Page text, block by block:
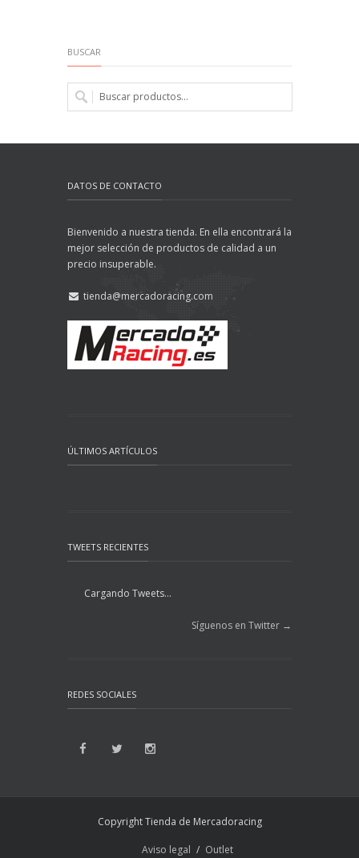
BUSCAR
DATOS DE CONTACTO
Bienvenido a nuestra tienda. En ella encontrará la
mejor selección de productos de calidad a un
precio insuperable.
tienda@mercadoracing.com
ÚLTIMOS ARTÍCULOS
TWEETS RECIENTES
Cargando Tweets...
Síguenos en Twitter →
REDES SOCIALES
Copyright Tienda de Mercadoracing
Aviso legal Outlet